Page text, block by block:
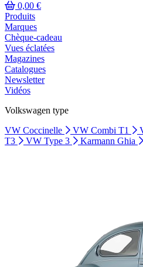
0,00 €
Produits
Marques
Chèque-cadeau
Vues éclatées
Magazines
Catalogues
Newsletter
Vidéos
Volkswagen type
VW Coccinelle
VW Combi T1
T3
VW Type 3 Karmann Ghia